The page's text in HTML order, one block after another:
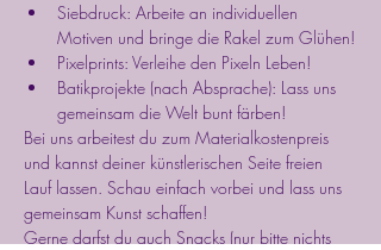
Siebdruck: Arbeite an individuellen
Motiven und bringe die Rakel zum Glühen!
Pixelprints: Verleihe den Pixeln Leben!
Batikprojekte (nach Absprache): Lass uns
gemeinsam die Welt bunt färben!
Bei uns arbeitest du zum Materialkostenpreis
und kannst deiner künstlerischen Seite freien
Lauf lassen. Schau einfach vorbei und lass uns
gemeinsam Kunst schaffen!
Gerne darfst du auch Snacks (nur bitte nichts